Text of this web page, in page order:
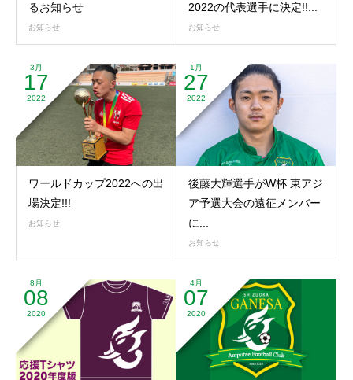
るお知らせ
お知らせ
2022の代表選手に決定!!...
お知らせ
3月
17
2022
ワールドカップ2022への出
場決定!!!
お知らせ
1月
27
2022
後藤大輝選手がW杯 東アジ
ア予選大会の遠征メンバー
に...
お知らせ
8月
08
2020
4月
07
2020